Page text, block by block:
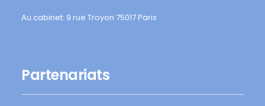
Au cabinet: 9 rue Troyon 75017 Paris
Partenariats